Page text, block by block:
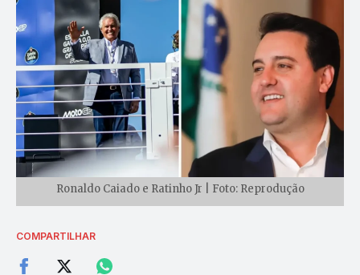
Ronaldo Caiado e Ratinho Jr | Foto: Reprodução
COMPARTILHAR